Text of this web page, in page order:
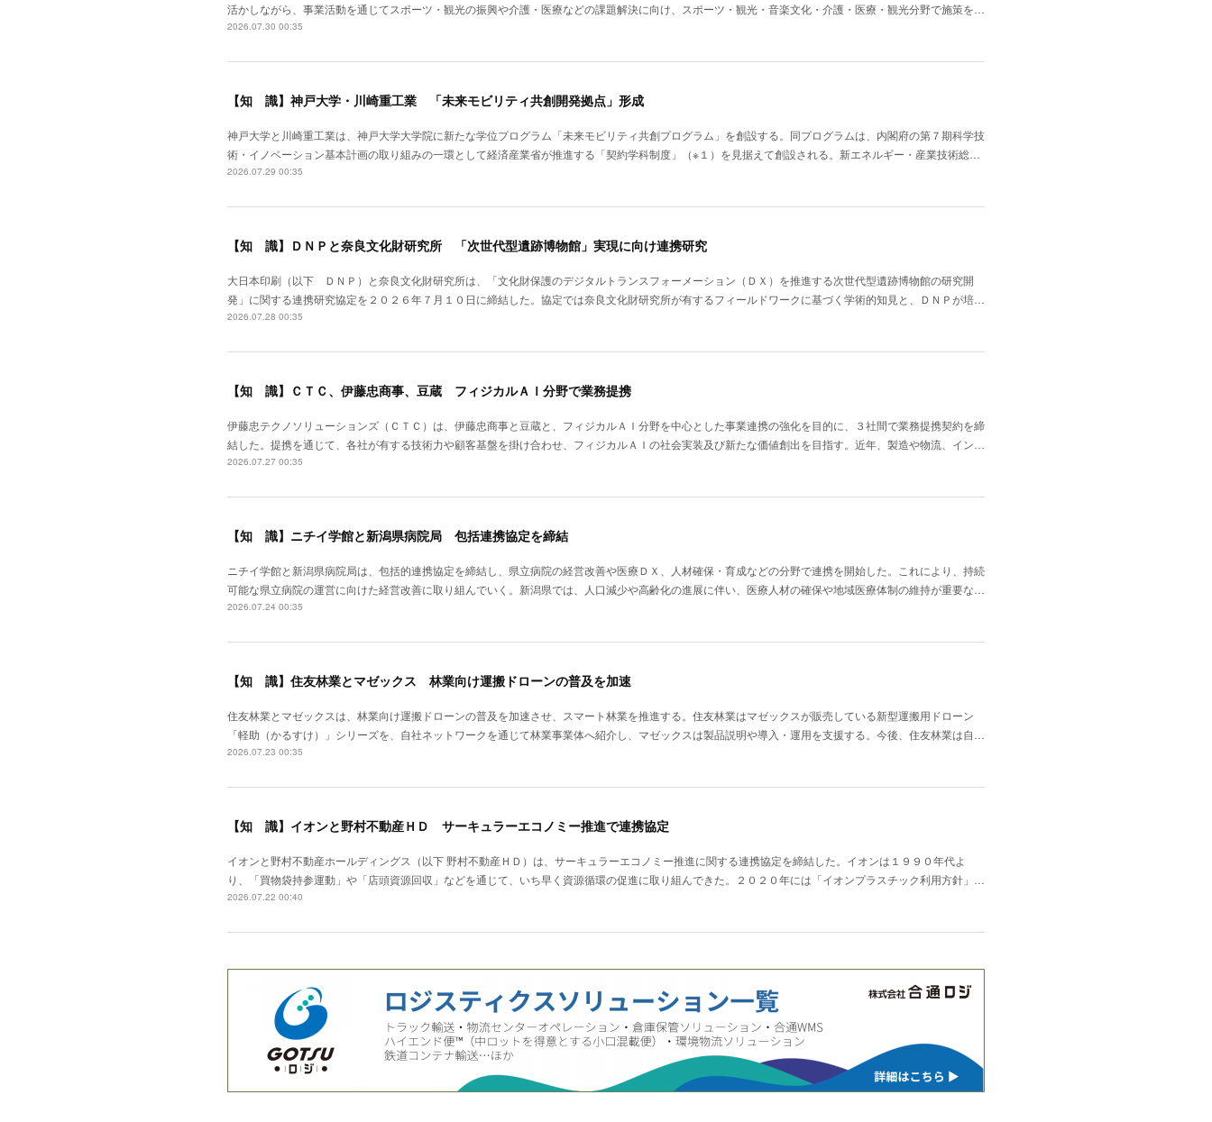
活かしながら、事業活動を通じてスポーツ・観光の振興や介護・医療などの課題解決に向け、スポーツ・観光・音楽文化・介護・医療・観光分野で施策を…
2026.07.30 00:35
【知 識】神戸大学・川崎重工業 「未来モビリティ共創開発拠点」形成
神戸大学と川崎重工業は、神戸大学大学院に新たな学位プログラム「未来モビリティ共創プログラム」を創設する。同プログラムは、内閣府の第７期科学技
術・イノベーション基本計画の取り組みの一環として経済産業省が推進する「契約学科制度」（※１）を見据えて創設される。新エネルギー・産業技術総…
2026.07.29 00:35
【知 識】ＤＮＰと奈良文化財研究所 「次世代型遺跡博物館」実現に向け連携研究
大日本印刷（以下 ＤＮＰ）と奈良文化財研究所は、「文化財保護のデジタルトランスフォーメーション（ＤＸ）を推進する次世代型遺跡博物館の研究開
発」に関する連携研究協定を２０２６年７月１０日に締結した。協定では奈良文化財研究所が有するフィールドワークに基づく学術的知見と、ＤＮＰが培…
2026.07.28 00:35
【知 識】ＣＴＣ、伊藤忠商事、豆蔵 フィジカルＡＩ分野で業務提携
伊藤忠テクノソリューションズ（ＣＴＣ）は、伊藤忠商事と豆蔵と、フィジカルＡＩ分野を中心とした事業連携の強化を目的に、３社間で業務提携契約を締
結した。提携を通じて、各社が有する技術力や顧客基盤を掛け合わせ、フィジカルＡＩの社会実装及び新たな価値創出を目指す。近年、製造や物流、イン…
2026.07.27 00:35
【知 識】ニチイ学館と新潟県病院局 包括連携協定を締結
ニチイ学館と新潟県病院局は、包括的連携協定を締結し、県立病院の経営改善や医療ＤＸ、人材確保・育成などの分野で連携を開始した。これにより、持続
可能な県立病院の運営に向けた経営改善に取り組んでいく。新潟県では、人口減少や高齢化の進展に伴い、医療人材の確保や地域医療体制の維持が重要な…
2026.07.24 00:35
【知 識】住友林業とマゼックス 林業向け運搬ドローンの普及を加速
住友林業とマゼックスは、林業向け運搬ドローンの普及を加速させ、スマート林業を推進する。住友林業はマゼックスが販売している新型運搬用ドローン
「軽助（かるすけ）」シリーズを、自社ネットワークを通じて林業事業体へ紹介し、マゼックスは製品説明や導入・運用を支援する。今後、住友林業は自…
2026.07.23 00:35
【知 識】イオンと野村不動産ＨＤ サーキュラーエコノミー推進で連携協定
イオンと野村不動産ホールディングス（以下 野村不動産ＨＤ）は、サーキュラーエコノミー推進に関する連携協定を締結した。イオンは１９９０年代よ
り、「買物袋持参運動」や「店頭資源回収」などを通じて、いち早く資源循環の促進に取り組んできた。２０２０年には「イオンプラスチック利用方針」…
2026.07.22 00:40